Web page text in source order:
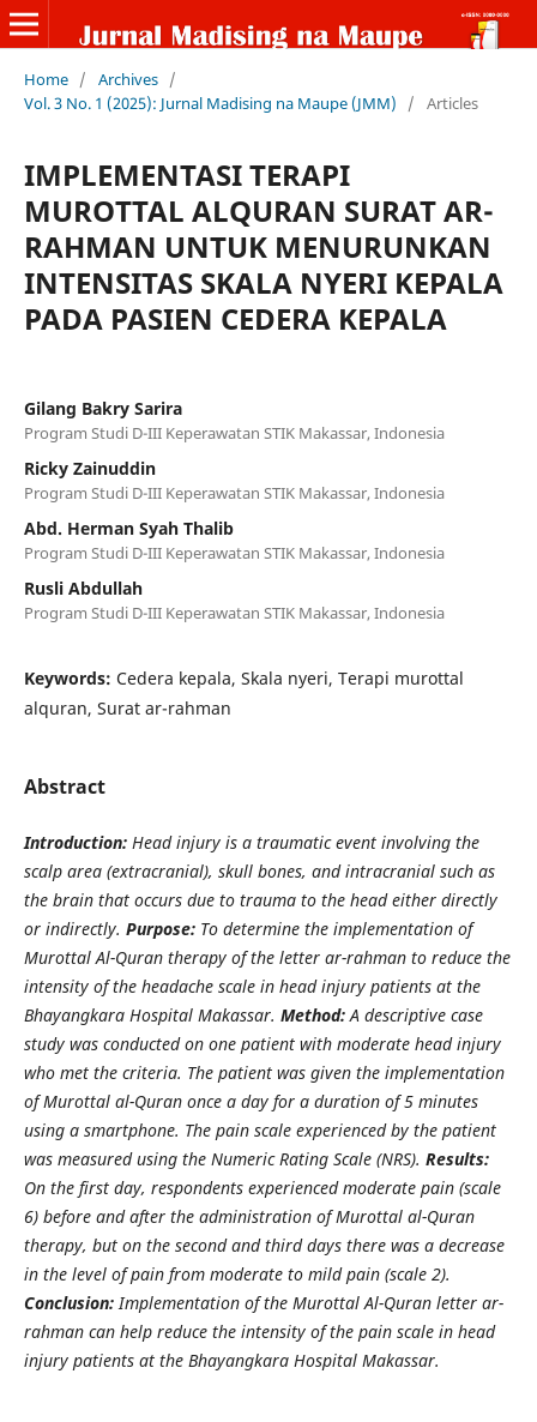
Home / Archives /
Vol. 3 No. 1 (2025): Jurnal Madising na Maupe (JMM)
/ Articles
IMPLEMENTASI TERAPI
MUROTTAL ALQURAN SURAT AR-
RAHMAN UNTUK MENURUNKAN
INTENSITAS SKALA NYERI KEPALA
PADA PASIEN CEDERA KEPALA
Gilang Bakry Sarira
Program Studi D-III Keperawatan STIK Makassar, Indonesia
Ricky Zainuddin
Program Studi D-III Keperawatan STIK Makassar, Indonesia
Abd. Herman Syah Thalib
Program Studi D-III Keperawatan STIK Makassar, Indonesia
Rusli Abdullah
Program Studi D-III Keperawatan STIK Makassar, Indonesia
Keywords: Cedera kepala, Skala nyeri, Terapi murottal
alquran, Surat ar-rahman
Abstract
Introduction:Head injury is a traumatic event involving the
scalp area (extracranial), skull bones, and intracranial such as
the brain that occurs due to trauma to the head either directly
or indirectly. Purpose:To determine the implementation of
Murottal Al-Quran therapy of the letter ar-rahman to reduce the
intensity of the headache scale in head injury patients at the
Bhayangkara Hospital Makassar. Method:A descriptive case
study was conducted on one patient with moderate head injury
who met the criteria. The patient was given the implementation
of Murottal al-Quran once a day for a duration of 5 minutes
using a smartphone. The pain scale experienced by the patient
was measured using the Numeric Rating Scale (NRS). Results:
On the first day, respondents experienced moderate pain (scale
6) before and after the administration of Murottal al-Quran
therapy, but on the second and third days there was a decrease
in the level of pain from moderate to mild pain (scale 2).
Conclusion:Implementation of the Murottal Al-Quran letter ar-
rahman can help reduce the intensity of the pain scale in head
injury patients at the Bhayangkara Hospital Makassar.